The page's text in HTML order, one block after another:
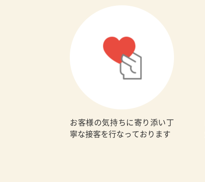
お客様の気持ちに寄り添い丁
寧な接客を行なっております